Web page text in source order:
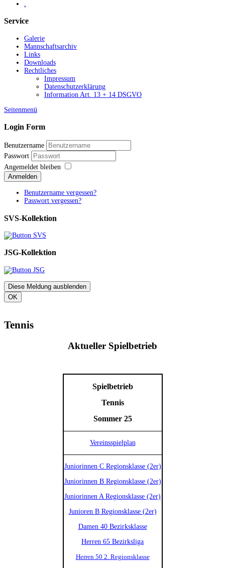
Service
Galerie
Mannschaftsarchiv
Links
Downloads
Rechtliches
Impressum
Datenschutzerklärung
Information Art. 13 + 14 DSGVO
Seitenmenü
Login Form
Benutzername
Passwort
Angemeldet bleiben
Anmelden
Benutzername vergessen?
Passwort vergessen?
SVS-Kollektion
JSG-Kollektion
Diese Meldung ausblenden
OK
Tennis
Aktueller Spielbetrieb
Spielbetrieb
Tennis
Sommer 25
Vereinsspielplan
Juniorinnen C Regionsklasse (2er)
Juniorinnen B Regionsklasse (2er)
Juniorinnen A Regionsklasse (2er)
Junioren B Regionsklasse (2er)
Damen 40 Bezirksklasse
Herren 65 Bezirksliga
Herren 50 2. Regionsklasse